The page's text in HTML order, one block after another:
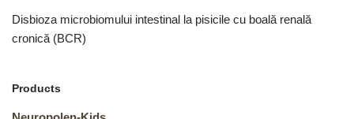
Disbioza microbiomului intestinal la pisicile cu boală renală
cronică (BCR)
Products